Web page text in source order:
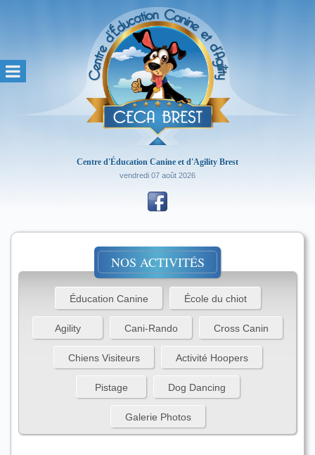
Centre d'Éducation Canine et d'Agility Brest
vendredi 07 août 2026
NOS ACTIVITÉS
Éducation Canine École du chiot
Agility Cani-Rando Cross Canin
Chiens Visiteurs Activité Hoopers
Pistage Dog Dancing
Galerie Photos